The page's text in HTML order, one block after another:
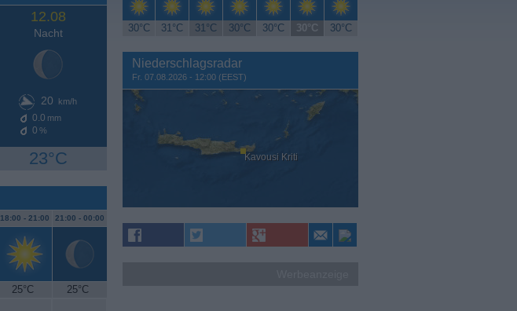
12.08
Nacht
20 km/h
0.0 mm
0 %
23°C
18:00 - 21:00 21:00 - 00:00
25°C 25°C
30°C 31°C 31°C 30°C 30°C 30°C 30°C
Niederschlagsradar
Fr. 07.08.2026 - 12:00 (EEST)
Kavousi Kriti